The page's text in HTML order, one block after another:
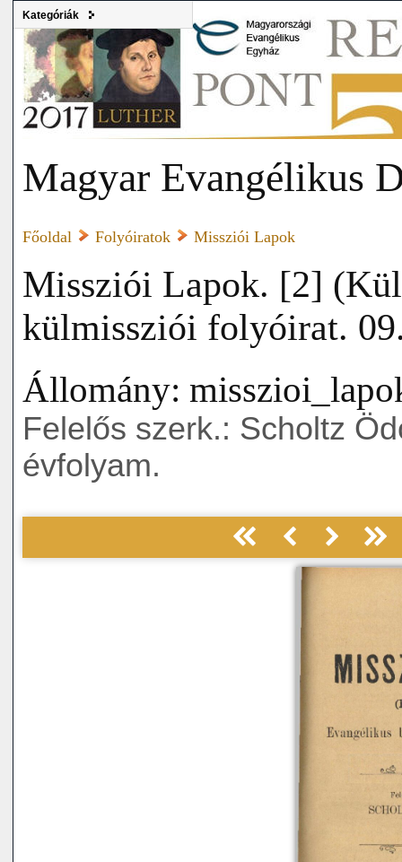
Kategóriák
Magyar Evangélikus
Főoldal Folyóiratok Missziói Lapok
Missziói Lapok. [2]
külmissziói folyóirat.
Állomány:
Felelős szerk.: Scholtz
évfolyam.